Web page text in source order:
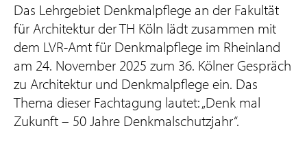
Das Lehrgebiet Denkmalpflege an der Fakultät
für Architektur der TH Köln lädt zusammen mit
dem LVR-Amt für Denkmalpflege im Rheinland
am 24. November 2025 zum 36. Kölner Gespräch
zu Architektur und Denkmalpflege ein. Das
Thema dieser Fachtagung lautet: „Denk mal
Zukunft – 50 Jahre Denkmalschutzjahr“.